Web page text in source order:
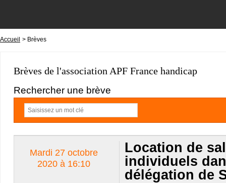
Accueil > Brèves
Brèves de l'association APF France handicap
Rechercher une brève
Mardi 27 octobre
2020 à 16:10
Location de
individuels
délégation de